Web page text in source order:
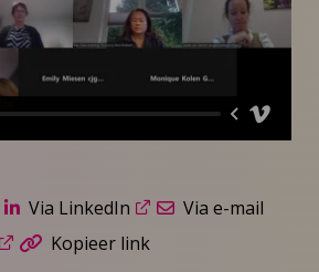
Via LinkedIn
Via e-mail
Kopieer link